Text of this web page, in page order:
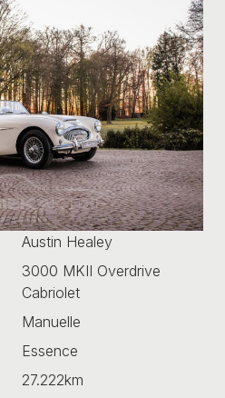
Austin Healey
3000 MKII Overdrive
Cabriolet
Manuelle
Essence
27.222km